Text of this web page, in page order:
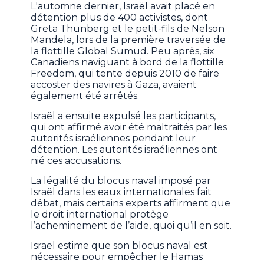
L'automne dernier, Israël avait placé en
détention plus de 400 activistes, dont
Greta Thunberg et le petit-fils de Nelson
Mandela, lors de la première traversée de
la flottille Global Sumud. Peu après, six
Canadiens naviguant à bord de la flottille
Freedom, qui tente depuis 2010 de faire
accoster des navires à Gaza, avaient
également été arrêtés.
Israël a ensuite expulsé les participants,
qui ont affirmé avoir été maltraités par les
autorités israéliennes pendant leur
détention. Les autorités israéliennes ont
nié ces accusations.
La légalité du blocus naval imposé par
Israël dans les eaux internationales fait
débat, mais certains experts affirment que
le droit international protège
l’acheminement de l’aide, quoi qu’il en soit.
Israël estime que son blocus naval est
nécessaire pour empêcher le Hamas